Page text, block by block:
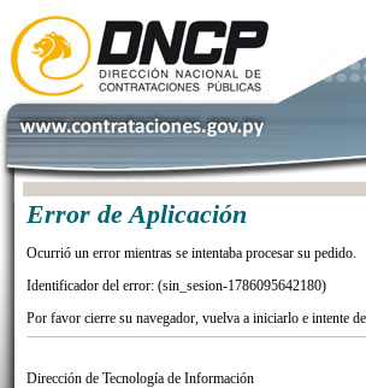
Error de Aplicación
Ocurrió un error mientras se intentaba procesar su pedido.
Identificador del error: (sin_sesion-1786095642180)
Por favor cierre su navegador, vuelva a iniciarlo e intente
Dirección de Tecnología de Información